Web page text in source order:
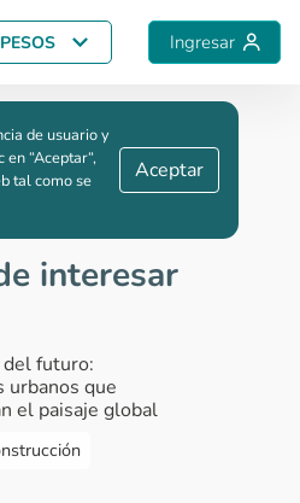
Ingresar
interesar
del futuro:
urbanos que
el paisaje global
de usuario y
“Aceptar“,
tal como se
Aceptar
Guardar comparación